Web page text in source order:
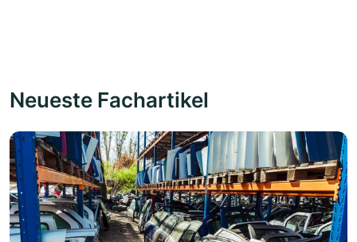
Neueste Fachartikel